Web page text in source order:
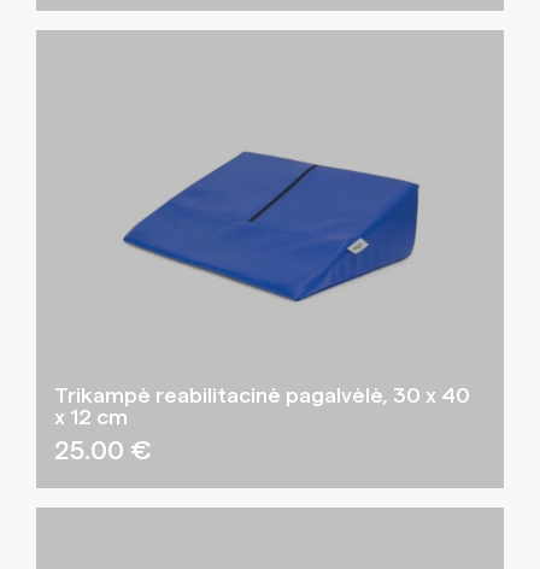
Trikampė reabilitacinė pagalvėlė, 30 x 40
x 12 cm
25.00 €